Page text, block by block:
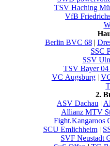
TSV Haching
VfB
Berlin BVC 68|
SSC
SSV
TSV Bayer 04
VC Augsburg|
2.
ASV Dachau |
Allianz MTV
Fight.Kangaroos
SCU Emlichheim |
SVF Neustadt